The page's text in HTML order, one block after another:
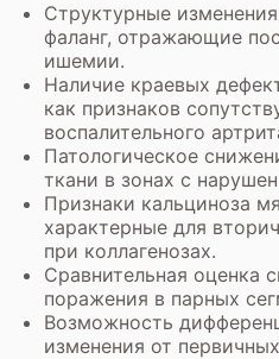
Структурные
фаланг, отражающие
ишемии.
Наличие краевых
как признаков
воспалительного
Патологическое
ткани в зонах с
Признаки кальциноза
характерные для
при коллагенозах.
Сравнительная оценка
поражения в парных
Возможность
изменения от